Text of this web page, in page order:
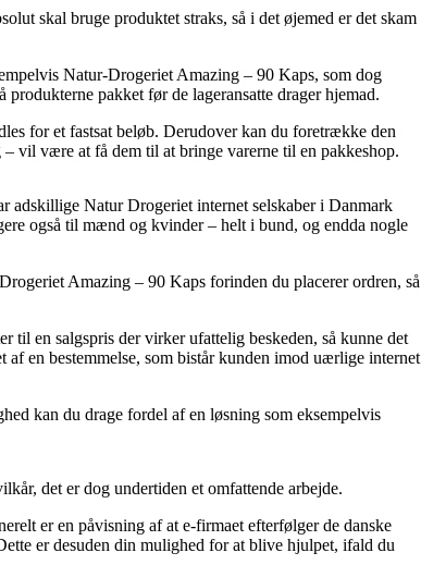
skal bruge produktet straks, så i det øjemed er det skam
Natur-Drogeriet Amazing – 90 Kaps, som dog
pakket før de lageransatte drager hjemad.
for et fastsat beløb. Derudover kan du foretrække den
vil være at få dem til at bringe varerne til en pakkeshop.
adskillige Natur Drogeriet internet selskaber i Danmark
også til mænd og kvinder – helt i bund, og endda nogle
Amazing – 90 Kaps forinden du placerer ordren, så
til en salgspris der virker ufattelig beskeden, så kunne det
en bestemmelse, som bistår kunden imod uærlige internet
kan du drage fordel af en løsning som eksempelvis
det er dog undertiden et omfattende arbejde.
er en påvisning af at e-firmaet efterfølger de danske
er desuden din mulighed for at blive hjulpet, ifald du